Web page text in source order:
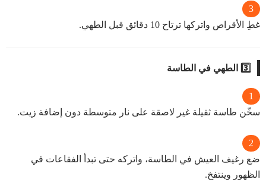
غطِ الأقراص واتركها ترتاح 10 دقائق قبل الطهي.
3️⃣ الطهي في الطاسة
سخّن طاسة ثقيلة غير لاصقة على نار متوسطة دون إضافة زيت.
ضع رغيف العيش في الطاسة، واتركه حتى تبدأ الفقاعات في
الظهور وينتفخ.